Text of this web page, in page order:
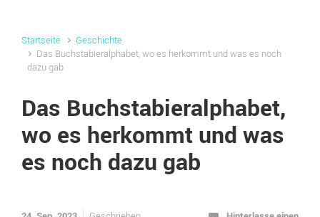
Startseite
Geschichte
Das Buchstabieralphabet, wo es herkommt und was es noch
dazu gab
Das Buchstabieralphabet,
wo es herkommt und was
es noch dazu gab